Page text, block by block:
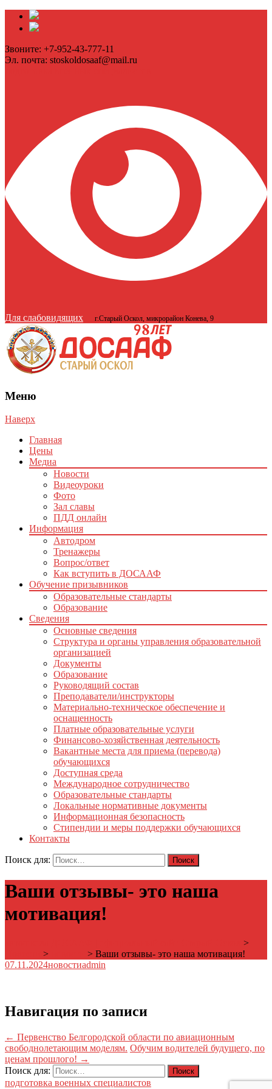
Звоните: +7-952-43-777-11
Эл. почта: stoskoldosaaf@mail.ru
Для слабовидящих г.Старый Оскол, микрорайон Конева, 9
Меню
Наверх
Главная
Цены
Медиа
Новости
Видеоуроки
Фото
Зал славы
ПДД онлайн
Информация
Автодром
Тренажеры
Вопрос/ответ
Как вступить в ДОСААФ
Обучение призывников
Образовательные стандарты
Образование
Сведения
Основные сведения
Структура и органы управления образовательной
организацией
Документы
Образование
Руководящий состав
Преподаватели/инструкторы
Материально-техническое обеспечение и
оснащенность
Платные образовательные услуги
Финансово-хозяйственная деятельность
Вакантные места для приема (перевода)
обучающихся
Доступная среда
Международное сотрудничество
Образовательные стандарты
Локальные нормативные документы
Информационная безопасность
Стипендии и меры поддержки обучающихся
Контакты
Поиск для:
Ваши отзывы- это наша
мотивация!
>
> > Ваши отзывы- это наша мотивация!
07.11.2024новостиadmin
Навигация по записи
← Первенство Белгородской области по авиационным
свободнолетающим моделям. Обучим водителей будущего, по
ценам прошлого! →
Поиск для:
подготовка военных специалистов